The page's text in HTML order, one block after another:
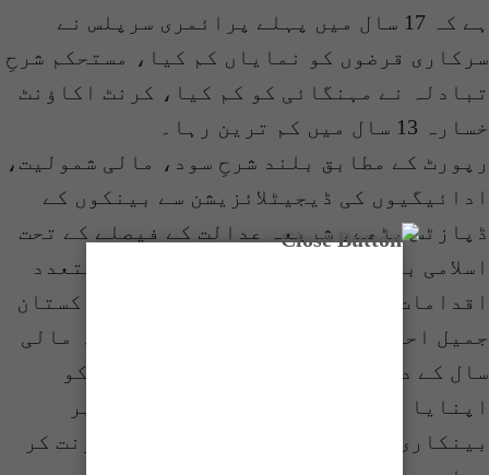
ہے کہ 17 سال میں پہلے پرائمری سرپلس نے
سرکاری قرضوں کو نمایاں کم کیا، مستحکم شرحِ
تبادلہ نے مہنگائی کو کم کیا، کرنٹ اکاؤنٹ
خسارہ 13 سال میں کم ترین رہا۔
رپورٹ کے مطابق بلند شرحِ سود، مالی شمولیت،
ادائیگیوں کی ڈیجیٹلائزیشن سے بینکوں کے
ڈپازٹس بڑھے، شریعہ عدالت کے فیصلے کے تحت
اسلامی بینکاری کے مزید فروغ کے لیے متعدد
اقدامات کیے۔گورنر اسٹیٹ بینک آف پاکستان
جمیل احمد کی رپورٹ میں کہا گیا ہے کہ مالی
سال کے دوران مزید 12 شریعہ معیارات کو
اپنایا گیا ہے، اسٹیٹ بینک ’برابری پر
بینکاری‘ سے صنفی شمولیت کے لیے معاونت کر